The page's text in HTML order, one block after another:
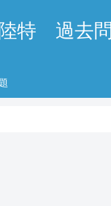
特 過去問